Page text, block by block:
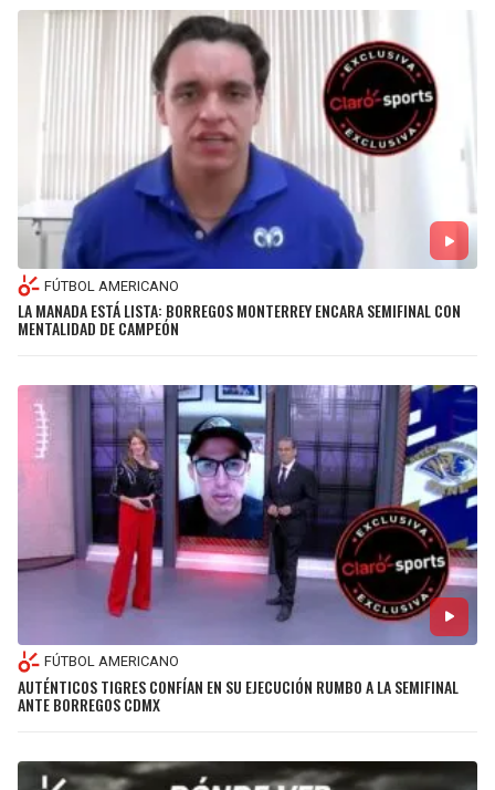
FÚTBOL AMERICANO
LA MANADA ESTÁ LISTA: BORREGOS MONTERREY ENCARA SEMIFINAL CON
MENTALIDAD DE CAMPEÓN
FÚTBOL AMERICANO
AUTÉNTICOS TIGRES CONFÍAN EN SU EJECUCIÓN RUMBO A LA SEMIFINAL
ANTE BORREGOS CDMX